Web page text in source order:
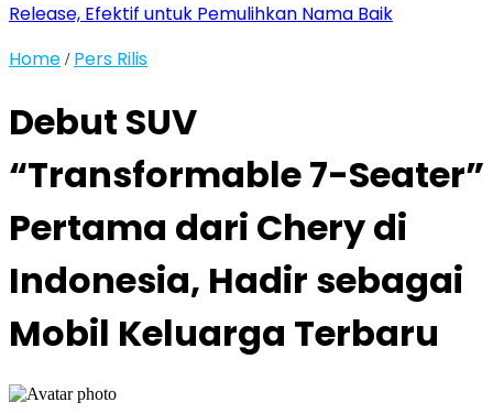
Release, Efektif untuk Pemulihkan Nama Baik
Home / Pers Rilis
Debut SUV
“Transformable 7-Seater”
Pertama dari Chery di
Indonesia, Hadir sebagai
Mobil Keluarga Terbaru